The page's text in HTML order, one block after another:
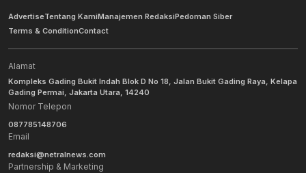
AdvertiseTentang KamiManajemen RedaksiPedoman Siber
Terms & ConditionContact
Alamat
Kompleks Gading Bukit Indah Blok D No 18, Jalan Bukit Gading Raya, Kelapa
Gading Permai, Jakarta Utara, 14240
Nomor Telepon
087785148706
Email
redaksi@netralnews.com
Partnership & Marketing